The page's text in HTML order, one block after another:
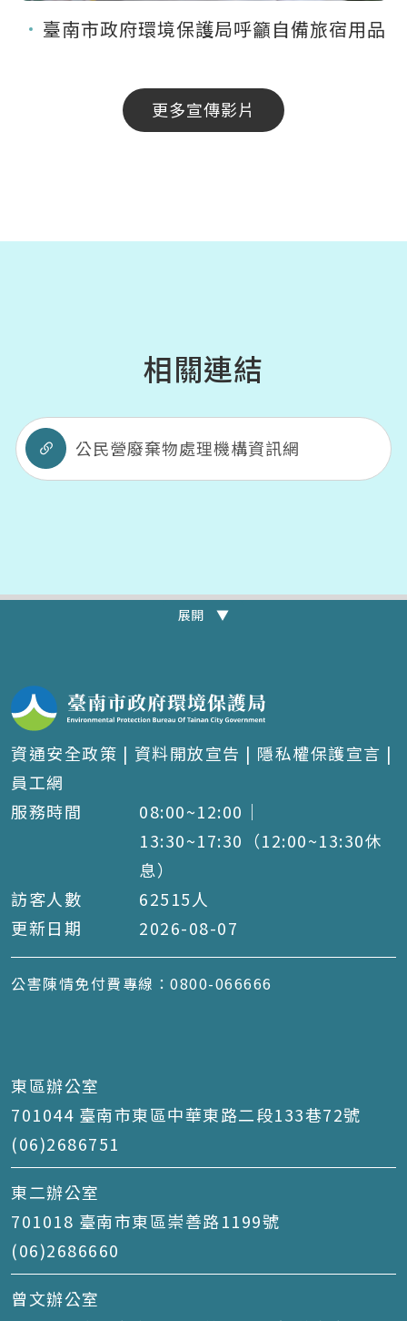
臺南市政府環境保護局呼籲自備旅宿用品
更多宣傳影片
相關連結
公民營廢棄物處理機構資訊網
展開 ▼
資通安全政策 | 資料開放宣告 | 隱私權保護宣言 |
員工網
服務時間
08:00~12:00｜
13:30~17:30（12:00~13:30休
息）
訪客人數
62515 人
更新日期
2026-08-07
公害陳情免付費專線：0800-066666
東區辦公室
701044 臺南市東區中華東路二段133巷72號
(06)2686751
東二辦公室
701018 臺南市東區崇善路1199號
(06)2686660
曾文辦公室